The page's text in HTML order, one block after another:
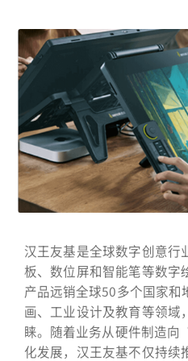
汉王友基是全球数字创意行
板、数位屏和智能笔等数字
产品远销全球50多个国家
画、工业设计及教育等领域
睐。随着业务从硬件制造
化发展，汉王友基不仅持续